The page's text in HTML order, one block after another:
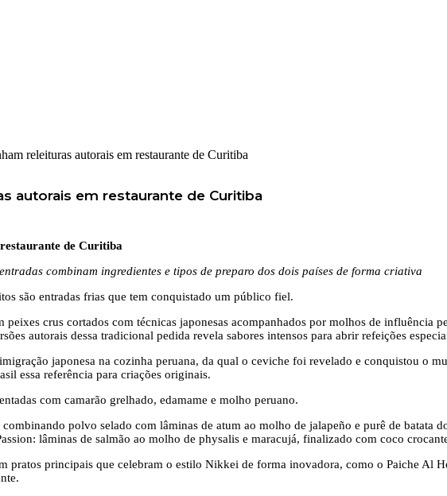
releituras autorais em restaurante de Curitiba
autorais em restaurante de Curitiba
de Curitiba
combinam ingredientes e tipos de preparo dos dois países de forma criativa
são entradas frias que tem conquistado um público fiel.
crus cortados com técnicas japonesas acompanhados por molhos de influência
autorais dessa tradicional pedida revela sabores intensos para abrir refeições
japonesa na cozinha peruana, da qual o ceviche foi revelado e conquistou o
essa referência para criações originais.
com camarão grelhado, edamame e molho peruano.
polvo selado com lâminas de atum ao molho de jalapeño e purê de batata
lâminas de salmão ao molho de physalis e maracujá, finalizado com coco
pratos principais que celebram o estilo Nikkei de forma inovadora, como o Paiche Al